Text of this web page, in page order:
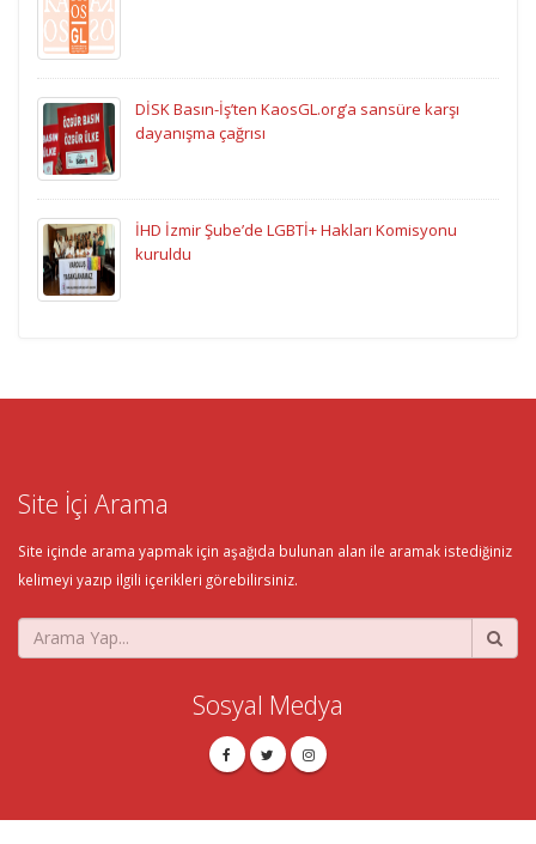
DİSK Basın-İş’ten KaosGL.org’a sansüre karşı
dayanışma çağrısı
İHD İzmir Şube’de LGBTİ+ Hakları Komisyonu
kuruldu
Site İçi Arama
Site içinde arama yapmak için aşağıda bulunan alan ile aramak istediğiniz
kelimeyi yazıp ilgili içerikleri görebilirsiniz.
Sosyal Medya